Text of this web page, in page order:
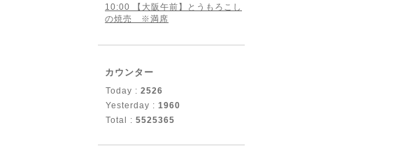
10:00 【大阪午前】とうもろこし
の焼売 ※満席
カウンター
Today : 2526
Yesterday : 1960
Total : 5525365